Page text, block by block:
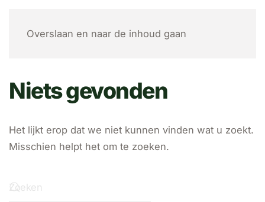
Overslaan en naar de inhoud gaan
Niets gevonden
Het lijkt erop dat we niet kunnen vinden wat u zoekt.
Misschien helpt het om te zoeken.